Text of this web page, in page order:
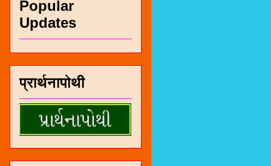
Popular
Updates
प्रार्थनापोथी